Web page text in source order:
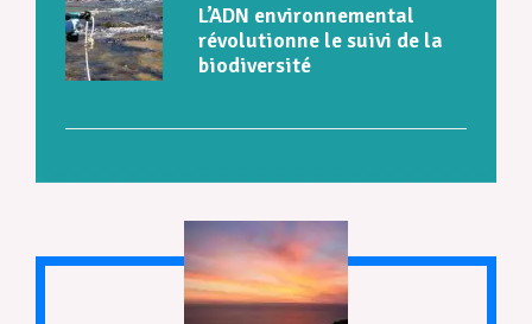
L’ADN environnemental
révolutionne le suivi de la
biodiversité